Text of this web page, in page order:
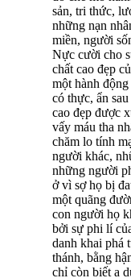
sản, tri thức,
những nạn
miền, người
Nực cười cho
chất cao đẹp
một hành
có thực, ẩn
cao đẹp được
vấy máu tha
chăm lo tính
người khác,
những người
ở vì sợ họ bị
một quãng
con người họ
bởi sự phi lí
danh khai phá
thánh, bằng
chỉ còn biết a